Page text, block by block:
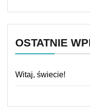
OSTATNIE
Witaj, świecie!